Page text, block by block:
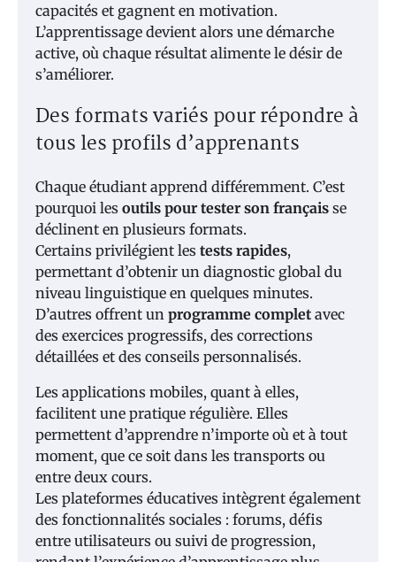
capacités et gagnent en motivation.
L’apprentissage devient alors une démarche
active, où chaque résultat alimente le désir de
s’améliorer.
Des formats variés pour répondre à
tous les profils d’apprenants
Chaque étudiant apprend différemment. C’est
pourquoi les outils pour tester son français se
déclinent en plusieurs formats.
Certains privilégient les tests rapides,
permettant d’obtenir un diagnostic global du
niveau linguistique en quelques minutes.
D’autres offrent un programme complet avec
des exercices progressifs, des corrections
détaillées et des conseils personnalisés.
Les applications mobiles, quant à elles,
facilitent une pratique régulière. Elles
permettent d’apprendre n’importe où et à tout
moment, que ce soit dans les transports ou
entre deux cours.
Les plateformes éducatives intègrent également
des fonctionnalités sociales : forums, défis
entre utilisateurs ou suivi de progression,